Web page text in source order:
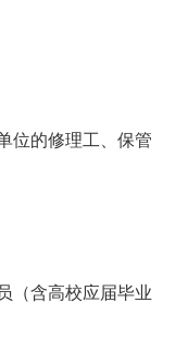
的修理工、保管
含高校应届毕业